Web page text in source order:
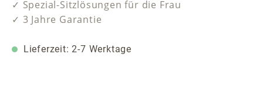
✓ Spezial-Sitzlösungen für die Frau
✓ 3 Jahre Garantie
Lieferzeit: 2-7 Werktage